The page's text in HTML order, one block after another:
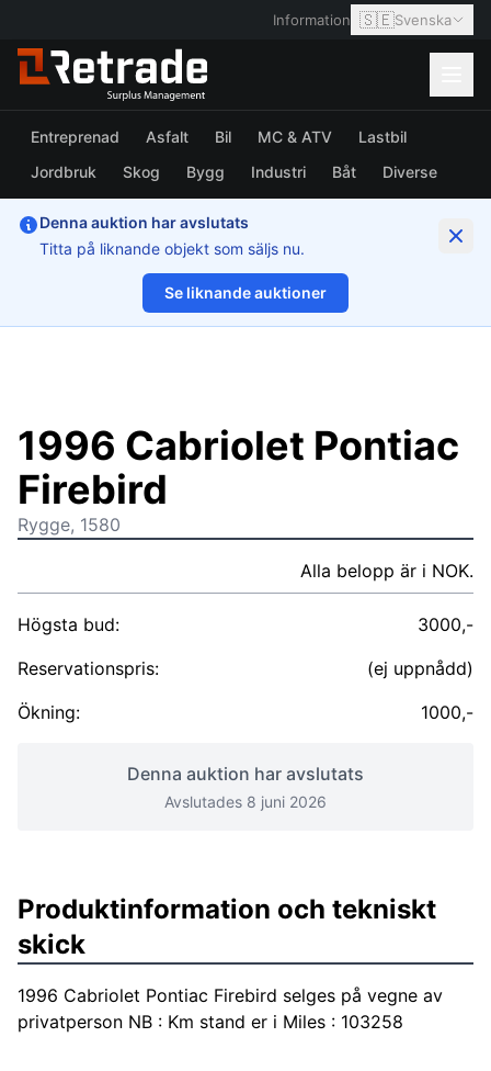
Information 🇸🇪Svenska
Entreprenad Asfalt Bil MC & ATV
Lastbil
Jordbruk
Skog Bygg Industri Båt Diverse
Denna auktion har avslutats
Titta på liknande objekt som säljs nu.
Se liknande auktioner
1/25
1996 Cabriolet Pontiac
Firebird
Rygge, 1580
Alla belopp är i NOK.
Högsta bud:
3000,-
Reservationspris:
(ej uppnådd)
Ökning:
1000,-
Denna auktion har avslutats
Avslutades 8 juni 2026
Produktinformation och tekniskt
skick
1996 Cabriolet Pontiac Firebird selges på vegne av
privatperson NB : Km stand er i Miles : 103258